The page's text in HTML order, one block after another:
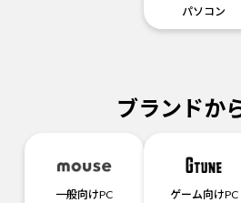
パソコン
ブランドか
一般向けPC ゲーム向けPC